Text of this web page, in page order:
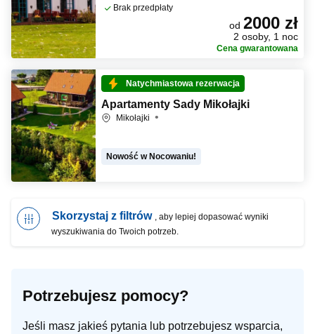
Brak przedpłaty
od 2000 zł
2 osoby, 1 noc
Cena gwarantowana
Natychmiastowa rezerwacja
Apartamenty Sady Mikołajki
Mikołajki
Nowość w Nocowaniu!
Skorzystaj z filtrów , aby lepiej dopasować wyniki
wyszukiwania do Twoich potrzeb.
Potrzebujesz pomocy?
Jeśli masz jakieś pytania lub potrzebujesz wsparcia,